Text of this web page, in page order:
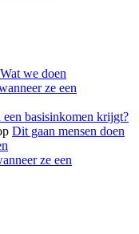
Wat we doen
ze een
basisinkomen krijgt?
Dit gaan mensen doen
ze een